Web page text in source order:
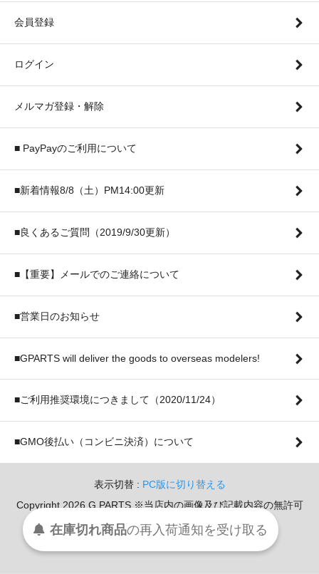
会員登録
ログイン
メルマガ登録・解除
■ PayPayのご利用について
■新着情報8/8（土）PM14:00更新
■良くあるご質問（2019/9/30更新）
■【重要】メールでのご連絡について
■営業日のお知らせ
■GPARTS will deliver the goods to overseas modelers!
■ご利用推奨環境につきまして（2020/11/24）
■GMO後払い（コンビニ決済）について
表示切替 : PC版に切り替える
Copyright 2026 G PARTS ※当店内の画像及び記載内容の無許可
在庫切れ商品の再入荷通知を受け取る